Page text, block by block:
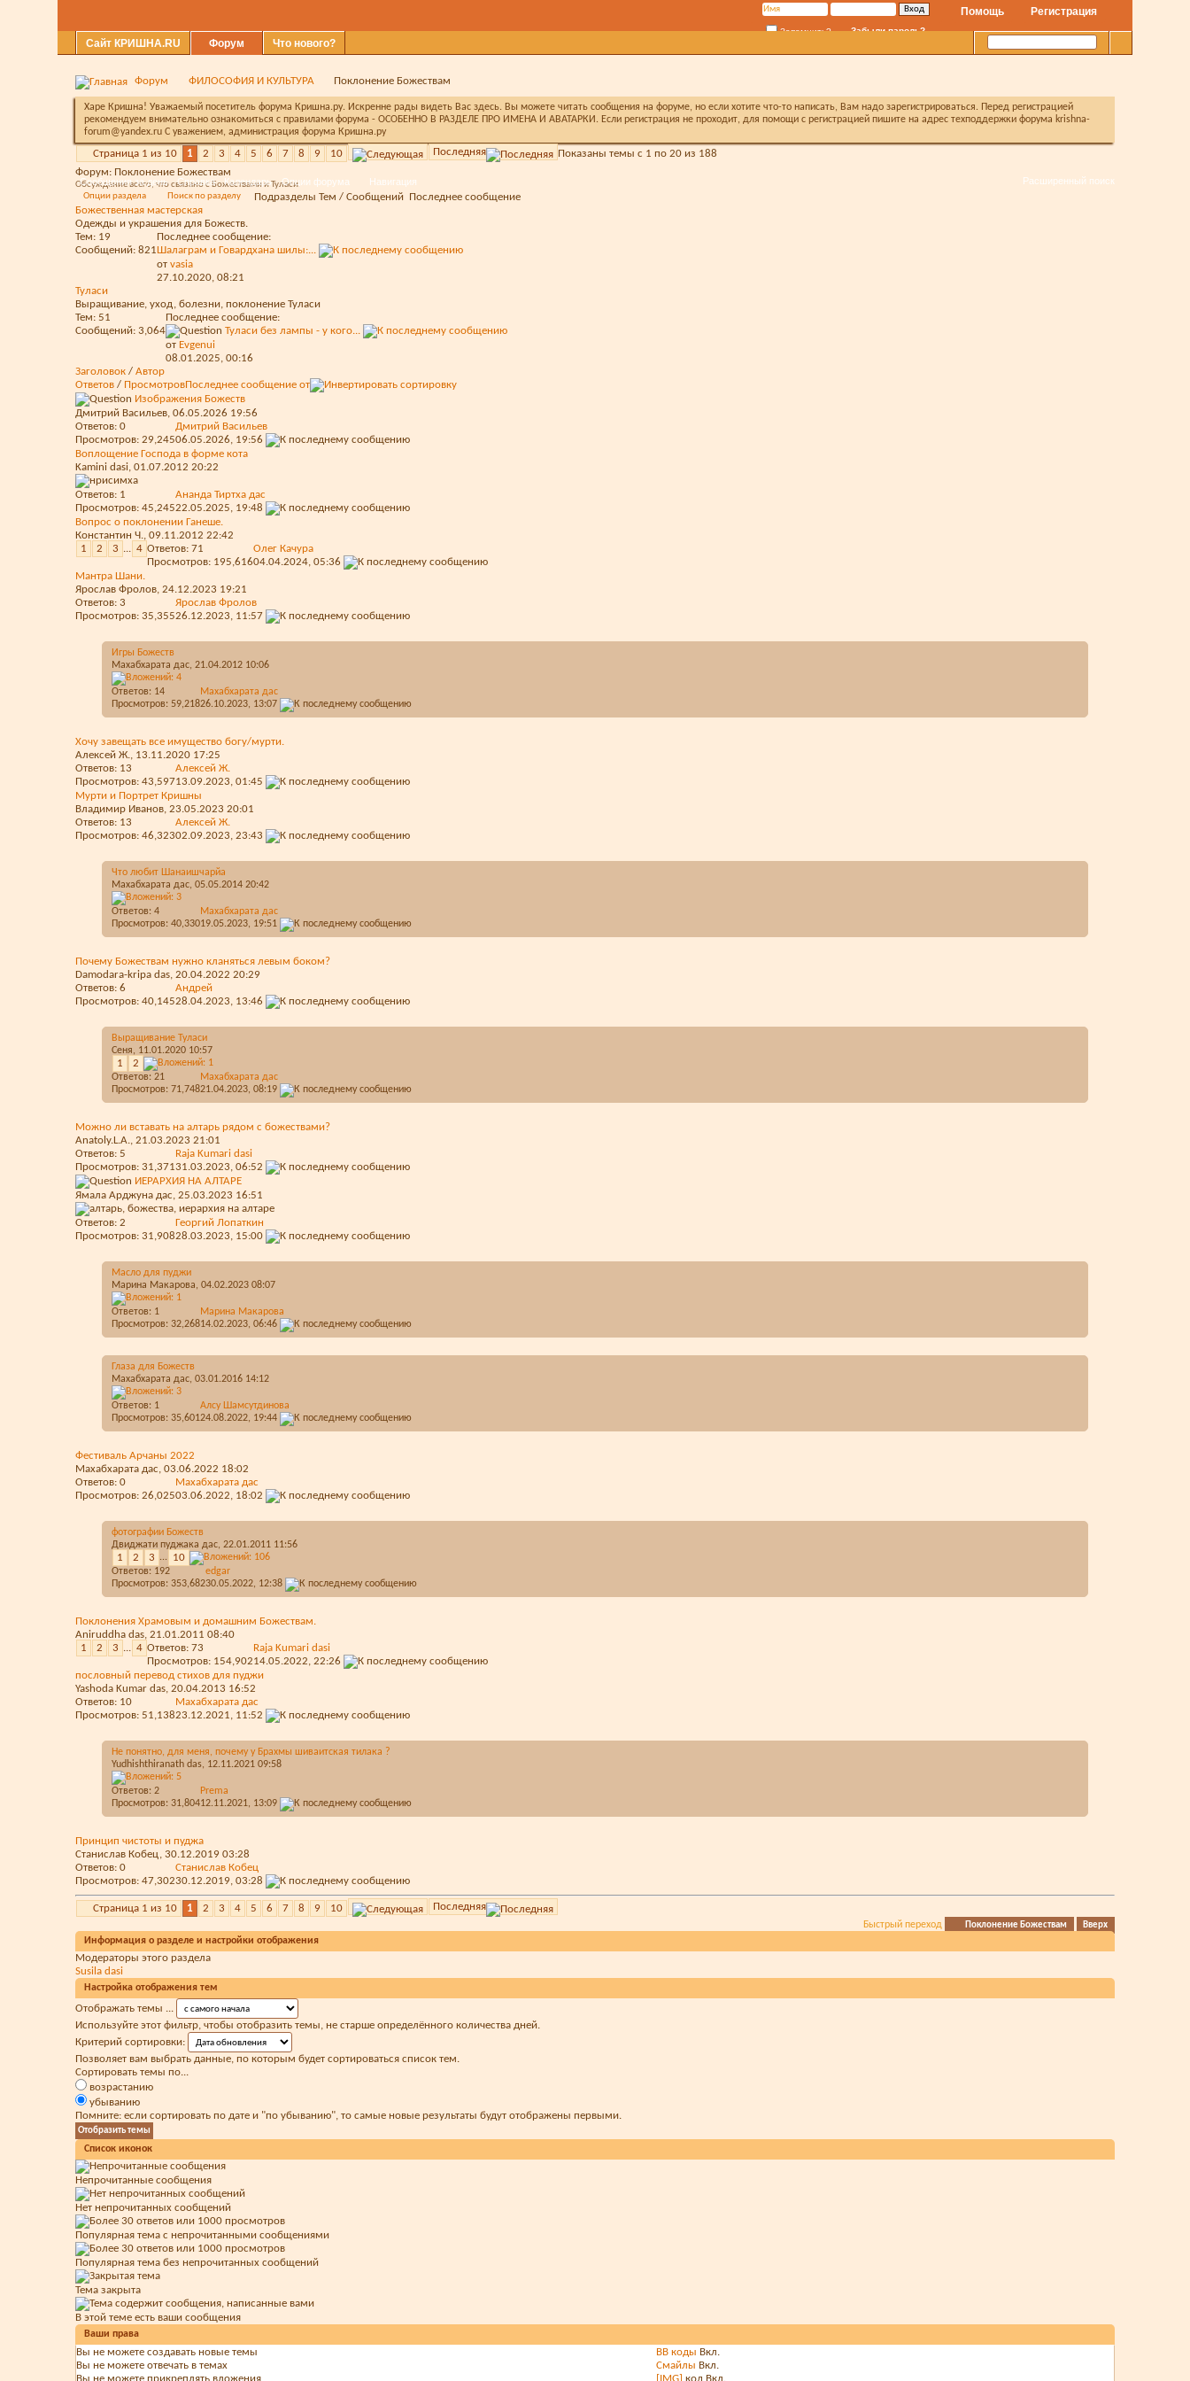
Регистрация
Помощь
Запомнить? Забыли пароль?
Сайт КРИШНА.RU Форум
Сообщения за день Справка Календарь Опции форума Навигация
Что нового?
Расширенный поиск
Форум ФИЛОСОФИЯ И КУЛЬТУРА Поклонение Божествам
Харе Кришна! Уважаемый посетитель форума Кришна.ру. Искренне рады видеть Вас здесь. Вы можете читать сообщения на форуме, но если хотите что-то написать, Вам надо зарегистрироваться. Перед регистрацией
рекомендуем внимательно ознакомиться с правилами форума - ОСОБЕННО В РАЗДЕЛЕ ПРО ИМЕНА И АВАТАРКИ. Если регистрация не проходит, для помощи с регистрацией пишите на адрес техподдержки форума krishna-
forum@yandex.ru С уважением, администрация форума Кришна.ру
Страница 1 из 10 1 2 3 4 5 6 7 8 9 10 Последняя
Показаны темы с 1 по 20 из 188
Форум: Поклонение Божествам
Обсуждение всего, что связано с Божествами и Туласи.
Опции раздела
Поиск по разделу Подразделы Тем / Сообщений Последнее сообщение
Божественная мастерская
Одежды и украшения для Божеств.
Тем: 19
Сообщений: 821
Последнее сообщение:
Шалаграм и Говардхана шилы:...
от vasia
27.10.2020, 08:21
Туласи
Выращивание, уход, болезни, поклонение Туласи
Тем: 51
Сообщений: 3,064
Последнее сообщение:
Туласи без лампы - у кого...
от Evgenui
08.01.2025, 00:16
Заголовок / Автор
Ответов / ПросмотровПоследнее сообщение от
Изображения Божеств
Дмитрий Васильев, 06.05.2026 19:56
Ответов: 0
Просмотров: 29,245
Дмитрий Васильев
06.05.2026, 19:56
Воплощение Господа в форме кота
Kamini dasi, 01.07.2012 20:22
Ответов: 1
Просмотров: 45,245
Ананда Тиртха дас
22.05.2025, 19:48
Вопрос о поклонении Ганеше.
Константин Ч., 09.11.2012 22:42
1
2 3 ... 4 Ответов: 71
Просмотров: 195,616
Олег Качура
04.04.2024, 05:36
Мантра Шани.
Ярослав Фролов, 24.12.2023 19:21
Ответов: 3
Просмотров: 35,355
Ярослав Фролов
26.12.2023, 11:57
Игры Божеств
Махабхарата дас, 21.04.2012 10:06
Ответов: 14
Просмотров: 59,218
Махабхарата дас
26.10.2023, 13:07
Хочу завещать все имущество богу/мурти.
Алексей Ж., 13.11.2020 17:25
Ответов: 13
Просмотров: 43,597
Алексей Ж.
13.09.2023, 01:45
Мурти и Портрет Кришны
Владимир Иванов, 23.05.2023 20:01
Ответов: 13
Просмотров: 46,323
Алексей Ж.
02.09.2023, 23:43
Что любит Шанаишчарйа
Махабхарата дас, 05.05.2014 20:42
Ответов: 4
Просмотров: 40,330
Махабхарата дас
19.05.2023, 19:51
Почему Божествам нужно кланяться левым боком?
Damodara-kripa das, 20.04.2022 20:29
Ответов: 6
Просмотров: 40,145
Aндрей
28.04.2023, 13:46
Выращивание Туласи
Сеня, 11.01.2020 10:57
1 2
Ответов: 21
Просмотров: 71,748
Махабхарата дас
21.04.2023, 08:19
Можно ли вставать на алтарь рядом с божествами?
Anatoly.L.A., 21.03.2023 21:01
Ответов: 5
Просмотров: 31,371
Raja Kumari dasi
31.03.2023, 06:52
ИЕРАРХИЯ НА АЛТАРЕ
Ямала Арджуна дас, 25.03.2023 16:51
Ответов: 2
Просмотров: 31,908
Георгий Лопаткин
28.03.2023, 15:00
Масло для пуджи
Марина Макарова, 04.02.2023 08:07
Ответов: 1
Просмотров: 32,268
Марина Макарова
14.02.2023, 06:46
Глаза для Божеств
Махабхарата дас, 03.01.2016 14:12
Ответов: 1
Просмотров: 35,601
Алсу Шамсутдинова
24.08.2022, 19:44
Фестиваль Арчаны 2022
Махабхарата дас, 03.06.2022 18:02
Ответов: 0
Просмотров: 26,025
Махабхарата дас
03.06.2022, 18:02
фотографии Божеств
Двиджати пуджака дас, 22.01.2011 11:56
1 2 3 ... 10
Ответов: 192
Просмотров: 353,682
edgar
30.05.2022, 12:38
Поклонения Храмовым и домашним Божествам.
Aniruddha das, 21.01.2011 08:40
1
2 3 ... 4 Ответов: 73
Просмотров: 154,902
Raja Kumari dasi
14.05.2022, 22:26
пословный перевод стихов для пуджи
Yashoda Kumar das, 20.04.2013 16:52
Ответов: 10
Просмотров: 51,138
Махабхарата дас
23.12.2021, 11:52
Не понятно, для меня, почему у Брахмы шиваитская тилака ?
Yudhishthiranath das, 12.11.2021 09:58
Ответов: 2
Просмотров: 31,804
Prema
12.11.2021, 13:09
Принцип чистоты и пуджа
Станислав Кобец, 30.12.2019 03:28
Ответов: 0
Просмотров: 47,302
Станислав Кобец
30.12.2019, 03:28
Страница 1 из 10 1 2 3 4 5 6 7 8 9 10 Последняя
Быстрый переход Поклонение Божествам Вверх
Информация о разделе и настройки отображения
Модераторы этого раздела
Susila dasi
Настройка отображения тем
Отображать темы ...
Используйте этот фильтр, чтобы отобразить темы, не старше определённого количества дней.
Критерий сортировки:
Позволяет вам выбрать данные, по которым будет сортироваться список тем.
Сортировать темы по...
возрастанию
убыванию
Помните: если сортировать по дате и "по убыванию", то самые новые результаты будут отображены первыми.
Список иконок
Непрочитанные сообщения
Нет непрочитанных сообщений
Популярная тема с непрочитанными сообщениями
Популярная тема без непрочитанных сообщений
Тема закрыта
В этой теме есть ваши сообщения
Ваши права
Вы не можете создавать новые темы
Вы не можете отвечать в темах
BB коды Вкл.
Смайлы Вкл.